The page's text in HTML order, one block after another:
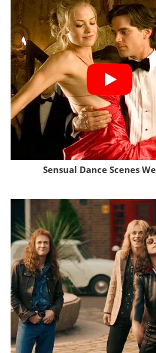
Sensual Dance Scenes